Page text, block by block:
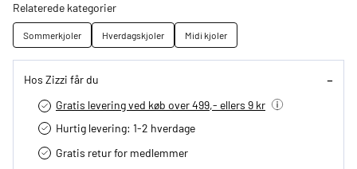
Relaterede kategorier
Sommerkjoler Hverdagskjoler Midi kjoler
Hos Zizzi får du
Gratis levering ved køb over 499,- ellers 9 kr
Hurtig levering­: 1-2 hverdage
Gratis retur for medlemmer